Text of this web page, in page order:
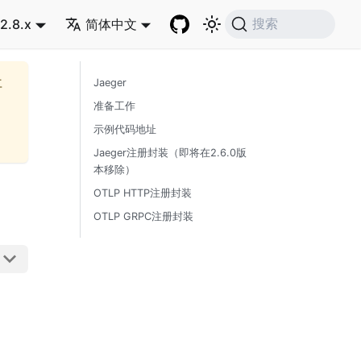
2.8.x 简体中文 搜索
Jaeger
准备工作
示例代码地址
Jaeger注册封装（即将在2.6.0版
本移除）
OTLP HTTP注册封装
OTLP GRPC注册封装